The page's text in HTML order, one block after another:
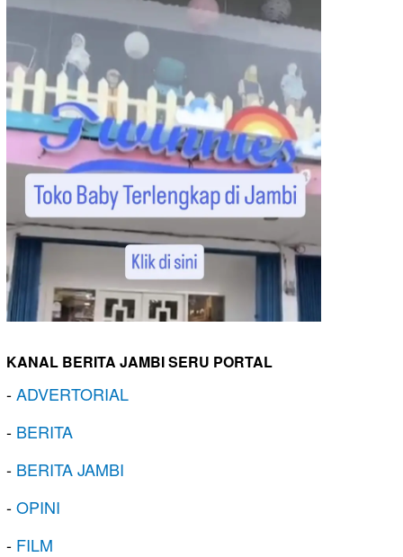
KANAL BERITA JAMBI SERU PORTAL
-ADVERTORIAL
- BERITA
- BERITA JAMBI
-OPINI
- FILM